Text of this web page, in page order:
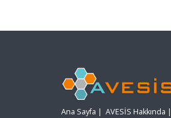
Ana Sayfa | AVESİS Hakkında |